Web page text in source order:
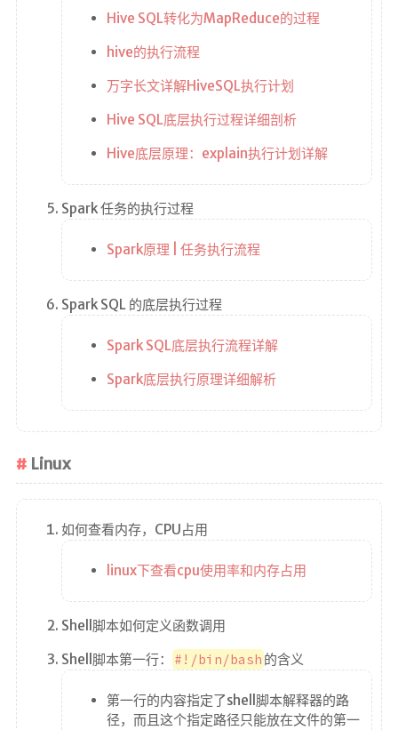
Hive SQL转化为MapReduce的过程
hive的执行流程
万字长文详解HiveSQL执行计划
Hive SQL底层执行过程详细剖析
Hive底层原理：explain执行计划详解
Spark 任务的执行过程
Spark原理 | 任务执行流程
Spark SQL 的底层执行过程
Spark SQL底层执行流程详解
Spark底层执行原理详细解析
Linux
如何查看内存，CPU占用
linux下查看cpu使用率和内存占用
Shell脚本如何定义函数调用
Shell脚本第一行：
#!/bin/bash 的含义
第一行的内容指定了shell脚本解释器的路
径，而且这个指定路径只能放在文件的第一
奖励一杯